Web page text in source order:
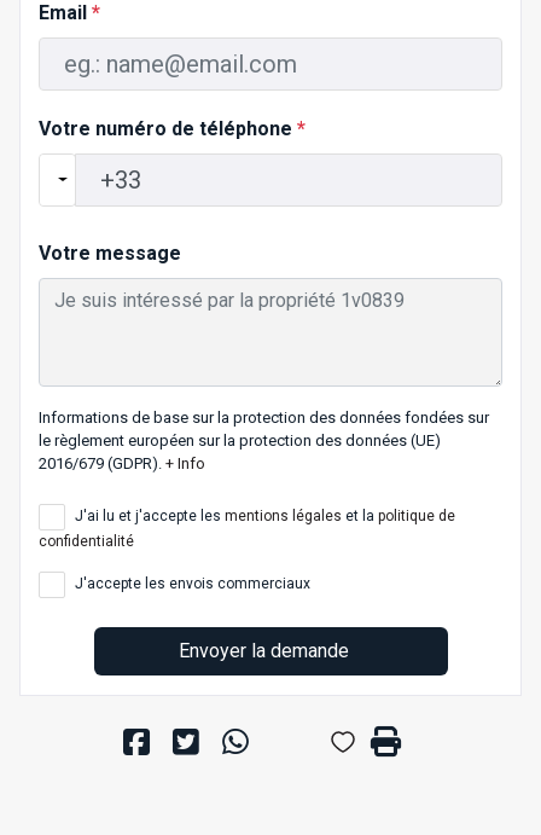
Email *
Votre numéro de téléphone *
Votre message
Informations de base sur la protection des données fondées sur
le règlement européen sur la protection des données (UE)
2016/679 (GDPR). + Info
J'ai lu et j'accepte les mentions légales et la politique de
confidentialité
J'accepte les envois commerciaux
Envoyer la demande